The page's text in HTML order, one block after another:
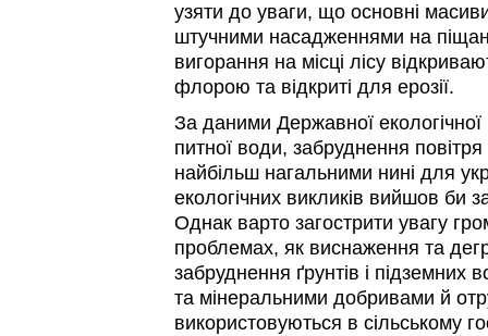
узяти до уваги, що основні
штучними насадженнями на
вигорання на місці лісу
флорою та відкриті для ерозії.
За даними Державної екологічної
питної води, забруднення
найбільш нагальними нині для
екологічних викликів вийшов би
Однак варто загострити увагу
проблемах, як виснаження та
забруднення ґрунтів і підземних
та мінеральними добривами й
використовуються в сільському